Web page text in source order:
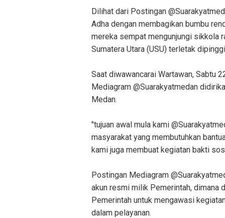
Dilihat dari Postingan
Adha dengan membagikan bumbu
mereka sempat mengunjungi sikkola
Sumatera Utara (USU) terletak
Saat diwawancarai Wartawan, Sabtu
Mediagram @Suarakyatmedan
Medan.
"tujuan awal mula kami
masyarakat yang membutuhkan
kami juga membuat kegiatan bakti
Postingan Mediagram
akun resmi milik Pemerintah, dimana
Pemerintah untuk mengawasi
dalam pelayanan.